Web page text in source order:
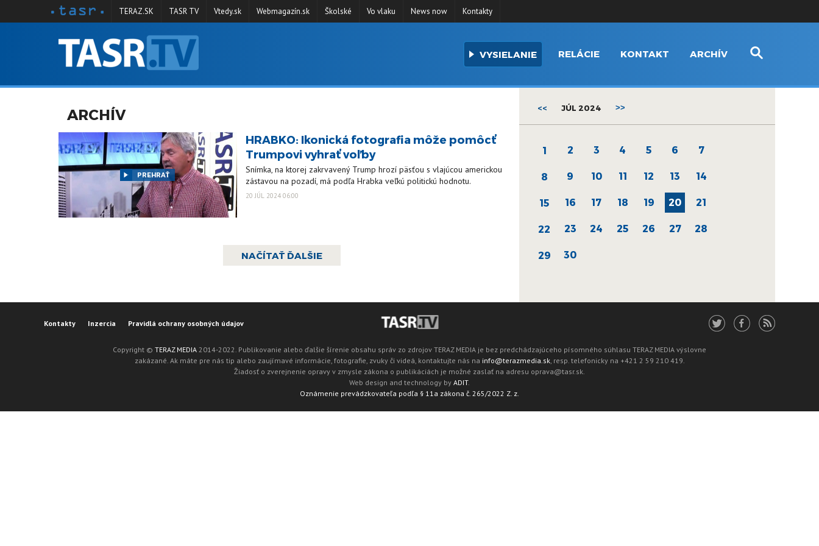
ARCHÍV
TERAZ.SK TASR TV Vtedy.sk Webmagazín.sk Školské Vo vlaku News now Kontakty
VYSIELANIE RELÁCIE KONTAKT ARCHÍV
ARCHÍV
PREHRAŤ
HRABKO: Ikonická fotografia môže pomôcť
Trumpovi vyhrať voľby
Snímka, na ktorej zakrvavený Trump hrozí päsťou s vlajúcou americkou
zástavou na pozadí, má podľa Hrabka veľkú politickú hodnotu.
20 JÚL 2024 06:00
NAČÍTAŤ ĎALŠIE
<< JÚL 2024 >>
1 2 3 4 5 6 7
8 9 10 11 12 13 14
15 16 17 18 19 20 21
22 23 24 25 26 27 28
29 30
Kontakty Inzercia Pravidlá ochrany osobných údajov
Copyright © TERAZ MEDIA 2014-2022. Publikovanie alebo ďalšie šírenie obsahu správ zo zdrojov TERAZ MEDIA je bez predchádzajúceho písomného súhlasu TERAZ MEDIA výslovne
zakázané. Ak máte pre nás tip alebo zaujímavé informácie, fotografie, zvuky či videá, kontaktujte nás na info@terazmedia.sk, resp. telefonicky na +421 2 59 210 419.
Žiadosť o zverejnenie opravy v zmysle zákona o publikáciách je možné zaslať na adresu oprava@tasr.sk.
Web design and technology by ADIT.
Oznámenie prevádzkovateľa podľa § 11a zákona č. 265/2022 Z. z.